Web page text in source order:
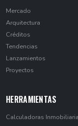
Mercado
Arquitectura
Créditos
Tendencias
Lanzamientos
Proyectos
HERRAMIENTAS
Calculadoras